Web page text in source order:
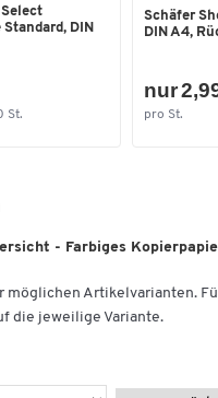
DIN
St.
Schäfer
DIN A4,
nur
pro St.
- Farbiges
möglichen Artikelvarianten.
die jeweilige Variante.